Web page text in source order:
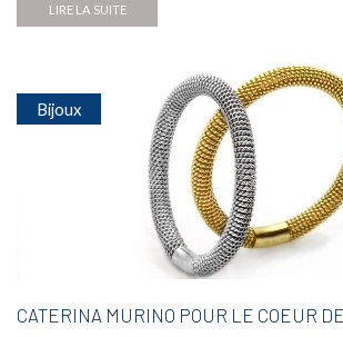
LIRE LA SUITE
Bijoux
CATERINA MURINO POUR LE COEUR